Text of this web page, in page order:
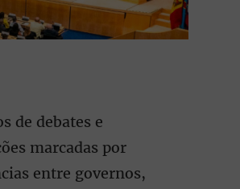
de debates e
marcadas por
entre governos,